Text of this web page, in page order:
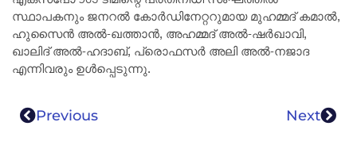
സ്ഥാപകനും ജനറൽ കോർഡിനേറ്ററുമായ മുഹമ്മദ് കമാൽ,
ഹുസൈൻ അൽ-ഖത്താൻ, അഹമ്മദ് അൽ-ഷർഖാവി,
ഖാലിദ് അൽ-ഹദാബ്, പ്രൊഫസർ അലി അൽ-നജാദ
എന്നിവരും ഉൾപ്പെടുന്നു.
Previous Next